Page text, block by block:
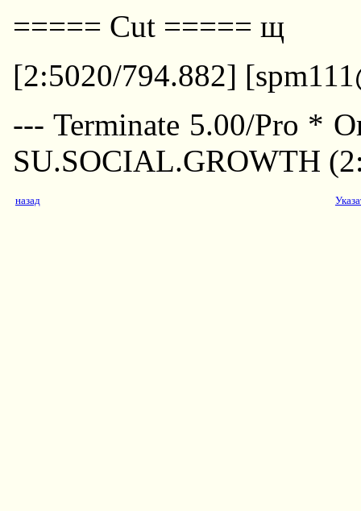
===== Cut ===== щ
[2:5020/794.882]
--- Terminate 5.00/Pro *
SU.SOCIAL.GROWTH
назад